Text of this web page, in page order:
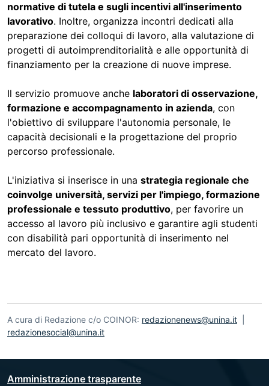
normative di tutela e sugli incentivi all'inserimento
lavorativo. Inoltre, organizza incontri dedicati alla
preparazione dei colloqui di lavoro, alla valutazione di
progetti di autoimprenditorialità e alle opportunità di
finanziamento per la creazione di nuove imprese.
Il servizio promuove anche laboratori di osservazione,
formazione e accompagnamento in azienda, con
l'obiettivo di sviluppare l'autonomia personale, le
capacità decisionali e la progettazione del proprio
percorso professionale.
L'iniziativa si inserisce in una strategia regionale che
coinvolge università, servizi per l'impiego, formazione
professionale e tessuto produttivo, per favorire un
accesso al lavoro più inclusivo e garantire agli studenti
con disabilità pari opportunità di inserimento nel
mercato del lavoro.
A cura di Redazione c/o COINOR: redazionenews@unina.it
redazionesocial@unina.it
Amministrazione trasparente